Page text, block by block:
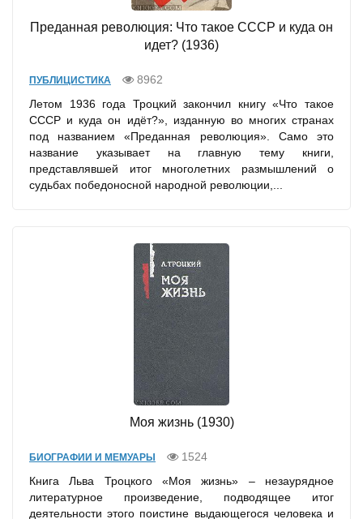
Преданная революция: Что такое СССР и куда он
идет? (1936)
ПУБЛИЦИСТИКА
8962
Летом 1936 года Троцкий закончил книгу «Что такое
СССР и куда он идёт?», изданную во многих странах
под названием «Преданная революция». Само это
название указывает на главную тему книги,
представлявшей итог многолетних размышлений о
судьбах победоносной народной революции,...
Моя жизнь (1930)
БИОГРАФИИ И МЕМУАРЫ
1524
Книга Льва Троцкого «Моя жизнь» – незаурядное
литературное произведение, подводящее итог
деятельности этого поистине выдающегося человека и